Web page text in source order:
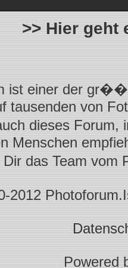
>> Hier geht
ist einer der
tausenden von
dieses Forum,
Menschen
Dir das Team vom
2012
Powered